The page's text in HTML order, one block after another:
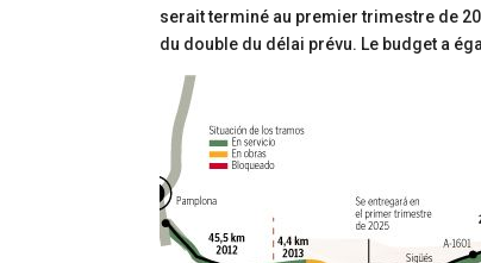
serait terminé au premier trimestre de
du double du délai prévu. Le budget a